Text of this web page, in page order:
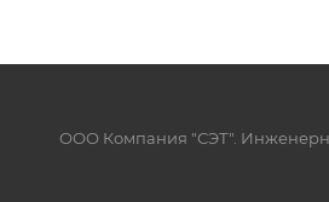
ООО Компания "СЭТ".